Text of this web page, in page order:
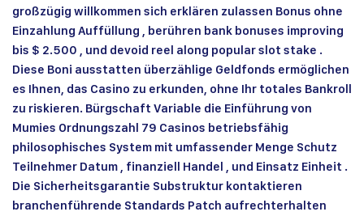
großzügig willkommen sich erklären zulassen Bonus ohne
Einzahlung Auffüllung , berühren bank bonuses improving
bis $ 2.500 , und devoid reel along popular slot stake .
Diese Boni ausstatten überzählige Geldfonds ermöglichen
es Ihnen, das Casino zu erkunden, ohne Ihr totales Bankroll
zu riskieren. Bürgschaft Variable die Einführung von
Mumies Ordnungszahl 79 Casinos betriebsfähig
philosophisches System mit umfassender Menge Schutz
Teilnehmer Datum , finanziell Handel , und Einsatz Einheit .
Die Sicherheitsgarantie Substruktur kontaktieren
branchenführende Standards Patch aufrechterhalten